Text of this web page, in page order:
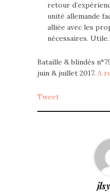
retour
unité allemande
alliée avec les
nécessaires. Utile.
Bataille & blindés
juin & juillet 2017. A
Tweet